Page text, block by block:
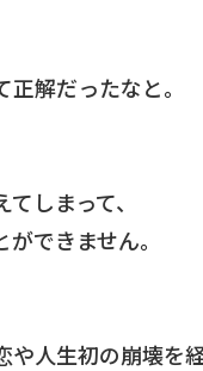
解だったなと。
しまって、
できません。
や人生初の崩壊を